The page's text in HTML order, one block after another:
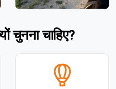
चुनना चाहिए?